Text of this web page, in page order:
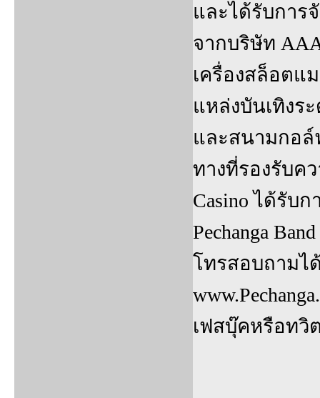
และได้รับการจั
จากบริษัท AAA
เครื่องสล็อตแ
แหล่งบันเทิงร
และสนามกอล์
ทางที่รองรับคว
Casino ได้รับ
Pechanga
โทรสอบถามไ
เฟสบุ๊คหรือทวิต